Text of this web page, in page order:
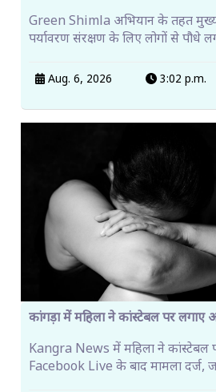
Green Shimla अभियान के तहत
पर्यावरण संरक्षण के लिए लोगों से पौधे
Aug. 6, 2026 3:02 p.m.
कांगड़ा में महिला ने कांस्टेबल पर लगाए
Kangra News में महिला ने कांस्टेबल
Facebook Live के बाद मामला दर्ज,